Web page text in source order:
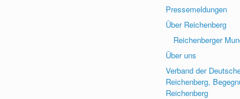
Pressemeldungen
Über Reichenberg
Reichenberger
Über uns
Verband der
Reichenberg,
Reichenberg